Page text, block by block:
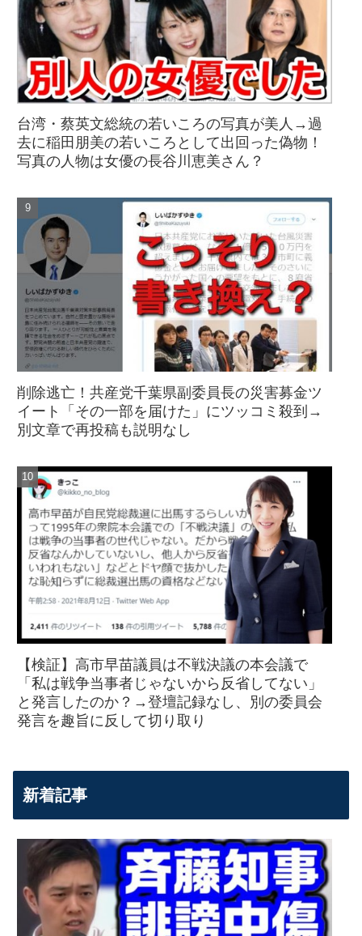
台湾・蔡英文総統の若いころの写真が美人→過
去に稲田朋美の若いころとして出回った偽物！
写真の人物は女優の長谷川恵美さん？
削除逃亡！共産党千葉県副委員長の災害募金ツ
イート「その一部を届けた」にツッコミ殺到→
別文章で再投稿も説明なし
【検証】高市早苗議員は不戦決議の本会議で
「私は戦争当事者じゃないから反省してない」
と発言したのか？→登壇記録なし、別の委員会
発言を趣旨に反して切り取り
新着記事